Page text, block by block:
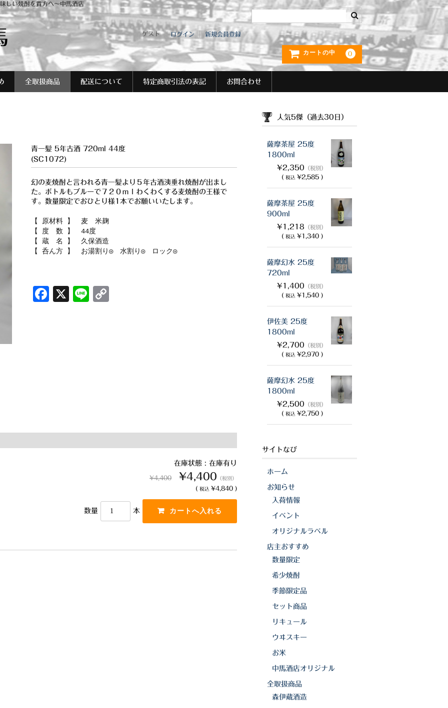
しい焼酎を貴方へ～中馬酒店
ゲスト ログイン 新規会員登録
カートの中 0
全取扱商品 配送について 特定商取引法の表記 お問合わせ
青一髪 5年古酒 720ml 44度
(SC1072)
幻の麦焼酎と言われる青一髪より５年古酒洟垂れ焼酎が出まし
た。ボトルもブルーで７２０ｍｌわくわくする麦焼酎の王様で
す。数量限定でおひとり様1本でお願いいたします。
【 原材料 】 麦 米麹
【 度 数 】 44度
【 蔵 名 】 久保酒造
【 呑ん方 】 お湯割り◎ 水割り◎ ロック◎
F
X
Li
在庫状態 : 在庫有り
¥4,400 ¥4,400 （税別）
( 税込 ¥4,840 )
数量 本
人気5傑（過去30日）
薩摩茶屋 25度
1800ml
¥2,350 （税別）
( 税込 ¥2,585 )
薩摩茶屋 25度
900ml
¥1,218 （税別）
( 税込 ¥1,340 )
薩摩幻水 25度
720ml
¥1,400 （税別）
( 税込 ¥1,540 )
伊佐美 25度
1800ml
¥2,700 （税別）
( 税込 ¥2,970 )
薩摩幻水 25度
1800ml
¥2,500 （税別）
( 税込 ¥2,750 )
サイトなび
ホーム
お知らせ
入荷情報
イベント
オリジナルラベル
店主おすすめ
数量限定
希少焼酎
季節限定品
セット商品
リキュール
ウヰスキー
お米
中馬酒店オリジナル
全取扱商品
森伊蔵酒造